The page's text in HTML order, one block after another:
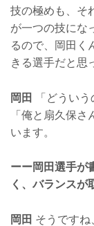
技の極めも、そ
が一つの技にな
るので、岡田く
きる選手だと思
岡田
「どうい
「俺と扇久保
います。
ーー岡田選手が
く、バランスが
岡田 そうですね